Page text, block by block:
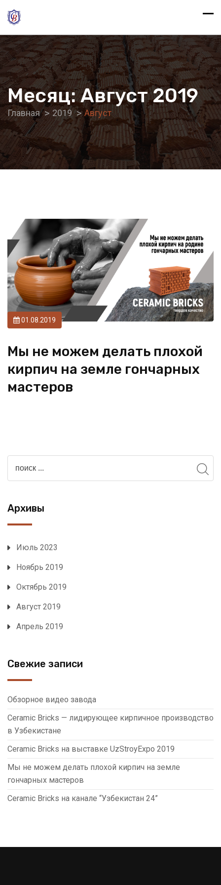
Месяц:Август 2019
Главная 2019 Август
01.08.2019
Мы не можем делать плохой
кирпич на земле гончарных
мастеров
Архивы
Июль 2023
Ноябрь 2019
Октябрь 2019
Август 2019
Апрель 2019
Свежие записи
Обзорное видео завода
Ceramic Bricks — лидирующее кирпичное производство
в Узбекистане
Ceramic Bricks на выставке UzStroyExpo 2019
Мы не можем делать плохой кирпич на земле
гончарных мастеров
Ceramic Bricks на канале “Узбекистан 24”